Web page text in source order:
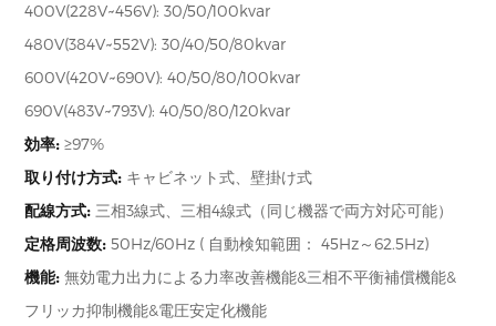
400V(228V~456V): 30/50/100kvar
480V(384V~552V): 30/40/50/80kvar
600V(420V~690V): 40/50/80/100kvar
690V(483V~793V): 40/50/80/120kvar
効率:≥97%
取り付け方式: キャビネット式、壁掛け式
配線方式: 三相3線式、三相4線式（同じ機器で両方対応可能）
定格周波数: 50Hz/60Hz ( 自動検知範囲： 45Hz～62.5Hz)
機能: 無効電力出力による力率改善機能&三相不平衡補償機能&
フリッカ抑制機能&電圧安定化機能